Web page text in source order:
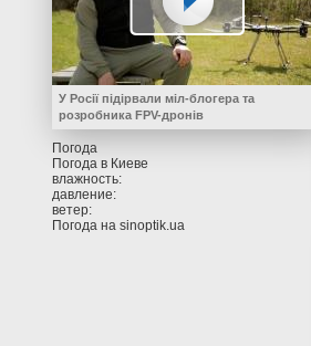
У Росії підірвали міл-блогера та
розробника FPV-дронів
Погода
Погода в Киеве
влажность:
давление:
ветер:
Погода на sinoptik.ua